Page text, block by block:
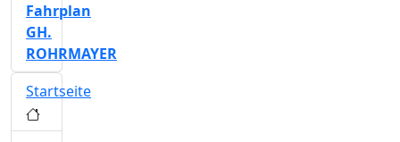
Fahrplan
GH.
ROHRMAYER
Startseite